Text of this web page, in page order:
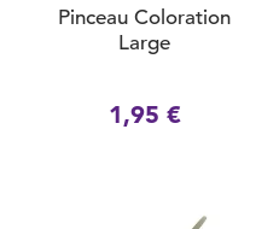
Pinceau Coloration
Large
1,95 €